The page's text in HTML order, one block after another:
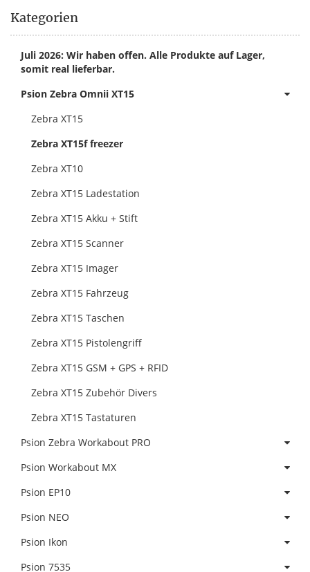
Kategorien
Juli 2026: Wir haben offen. Alle Produkte auf Lager,
somit real lieferbar.
Psion Zebra Omnii XT15
Zebra XT15
Zebra XT15f freezer
Zebra XT10
Zebra XT15 Ladestation
Zebra XT15 Akku + Stift
Zebra XT15 Scanner
Zebra XT15 Imager
Zebra XT15 Fahrzeug
Zebra XT15 Taschen
Zebra XT15 Pistolengriff
Zebra XT15 GSM + GPS + RFID
Zebra XT15 Zubehör Divers
Zebra XT15 Tastaturen
Psion Zebra Workabout PRO
Psion Workabout MX
Psion EP10
Psion NEO
Psion Ikon
Psion 7535